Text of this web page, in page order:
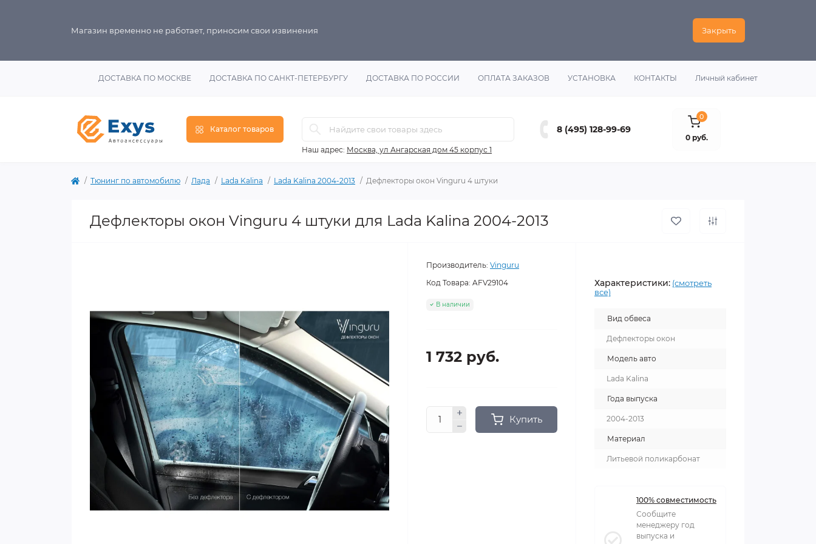
Магазин временно не работает, приносим свои извинения Закрыть
ДОСТАВКА ПО МОСКВЕ ДОСТАВКА ПО САНКТ-ПЕТЕРБУРГУ ДОСТАВКА ПО РОССИИ ОПЛАТА ЗАКАЗОВ УСТАНОВКА КОНТАКТЫ Личный кабинет
Каталог товаров
Наш адрес: Москва, ул Ангарская дом 45 корпус 1
8 (495) 128-99-69
0
0 руб.
Тюнинг по автомобилю Лада Lada Kalina Lada Kalina 2004-2013 Дефлекторы окон Vinguru 4 штуки
Дефлекторы окон Vinguru 4 штуки для Lada Kalina 2004-2013
Производитель: Vinguru
Код Товара: AFV29104
В наличии
1 732 руб.
Купить
Характеристики: (смотреть
все)
Вид обвеса
Дефлекторы окон
Модель авто
Lada Kalina
Года выпуска
2004-2013
Материал
Литьевой поликарбонат
100% совместимость
Сообщите
менеджеру год
выпуска и